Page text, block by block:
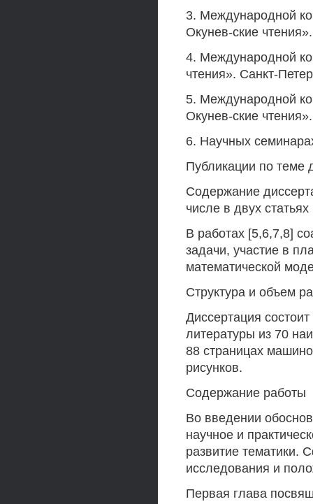
3. Международной
Окунев-ские
4. Международной
чтения». Санкт-
5. Международной
Окунев-ские
6. Научных
Публикации по теме
Содержание
числе в двух
В работах [5,6,7,8]
задачи, участие в
математической
Структура и объем
Диссертация
литературы из 70
88 страницах
рисунков.
Содержание работы
Во введении
научное и
развитие тематики.
исследования и
Первая глава